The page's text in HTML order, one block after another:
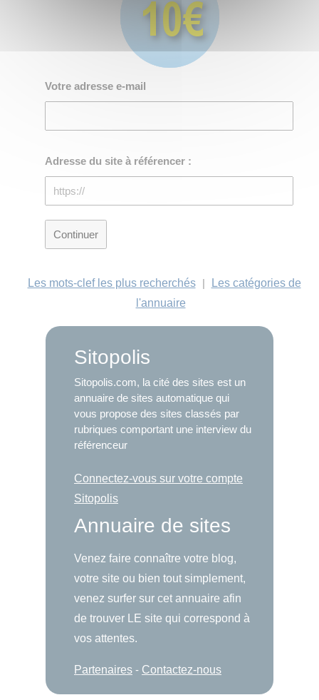
Votre adresse e-mail
Adresse du site à référencer :
Les mots-clef les plus recherchés |
Les catégories de
l'annuaire
Sitopolis
Sitopolis.com, la cité des sites est un
annuaire de sites automatique qui
vous propose des sites classés par
rubriques comportant une interview du
référenceur
Connectez-vous sur votre compte
Sitopolis
Annuaire de sites
Venez faire connaître votre blog,
votre site ou bien tout simplement,
venez surfer sur cet annuaire afin
de trouver LE site qui correspond à
vos attentes.
Partenaires - Contactez-nous